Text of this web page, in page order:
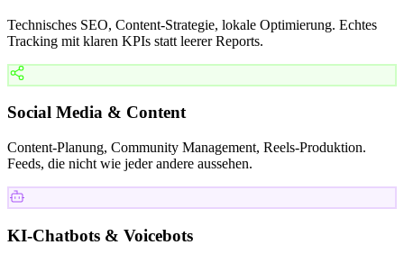
Technisches SEO, Content-Strategie, lokale Optimierung. Echtes
Tracking mit klaren KPIs statt leerer Reports.
Social Media & Content
Content-Planung, Community Management, Reels-Produktion.
Feeds, die nicht wie jeder andere aussehen.
KI-Chatbots & Voicebots